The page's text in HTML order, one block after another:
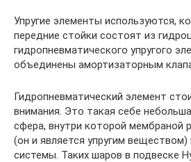
Упругие элементы используются,
передние стойки состоят из
гидропневматического упругого
объединены амортизаторным
Гидропневматический элемент
внимания. Это такая себе
сфера, внутри которой мембраной
(он и является упругим
системы. Таких шаров в подвеске